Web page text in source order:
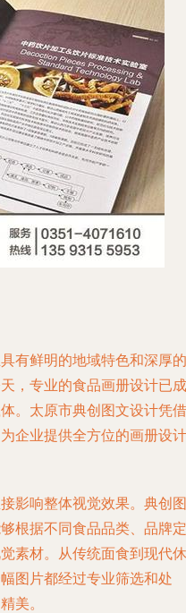
有鲜明的地域特色和深厚的
，专业的食品画册设计已成
。太原市典创图文设计凭借
企业提供全方位的画册设计
影响整体视觉效果。典创图
根据不同食品品类、品牌定
素材。从传统面食到现代休
图片都经过专业筛选和处
美。